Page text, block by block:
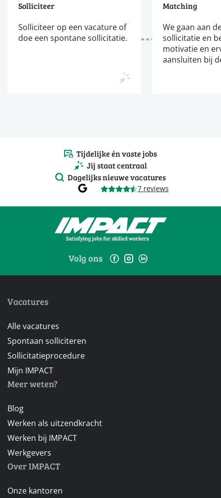
Solliciteer
Solliciteer op een vacature of
doe een spontane sollicitatie.
Matching
We gaan aan
sollicitatie en
motivatie en
aansluiten bij
Tijdelijke én vaste jobs
Jij staat centraal
Dagelijks nieuwe vacatures
7 reviews
Volg ons
Vacatures
Alle vacatures
Spontaan solliciteren
Sollicitatieprocedure
Mijn IMPACT
Meer weten?
Blog
Werken als uitzendkracht
Werken bij IMPACT
Werkgevers
Over IMPACT
Onze kantoren